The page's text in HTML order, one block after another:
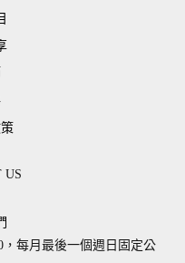
US
，每月最後一個週日固定公